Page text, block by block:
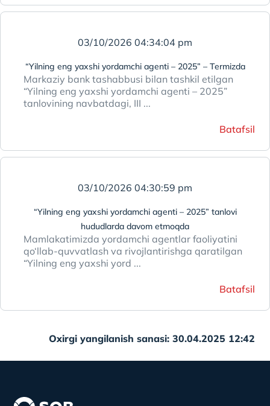
03/10/2026 04:34:04 pm
“Yilning eng yaxshi yordamchi agenti – 2025” – Termizda
Markaziy bank tashabbusi bilan tashkil etilgan
“Yilning eng yaxshi yordamchi agenti – 2025”
tanlovining navbatdagi, III ...
Batafsil
03/10/2026 04:30:59 pm
“Yilning eng yaxshi yordamchi agenti – 2025” tanlovi
hududlarda davom etmoqda
Mamlakatimizda yordamchi agentlar faoliyatini
qo‘llab-quvvatlash va rivojlantirishga qaratilgan
“Yilning eng yaxshi yord ...
Batafsil
Oxirgi yangilanish sanasi: 30.04.2025 12:42